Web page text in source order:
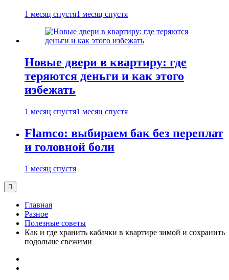
1 месяц спустя1 месяц спустя
Новые двери в квартиру: где
теряются деньги и как этого
избежать
1 месяц спустя1 месяц спустя
Flamco: выбираем бак без переплат
и головной боли
1 месяц спустя
Главная
Разное
Полезные советы
Как и где хранить кабачки в квартире зимой и сохранить
подольше свежими